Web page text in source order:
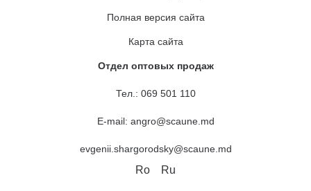
Полная версия сайта
Карта сайта
Отдел оптовых продаж
Тел.: 069 501 110
E-mail: angro@scaune.md
evgenii.shargorodsky@scaune.md
Ro Ru